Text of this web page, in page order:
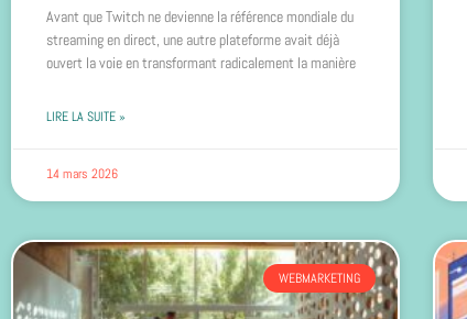
Avant que Twitch ne devienne la référence mondiale du
streaming en direct, une autre plateforme avait déjà
ouvert la voie en transformant radicalement la manière
LIRE LA SUITE »
14 mars 2026
WEBMARKETING